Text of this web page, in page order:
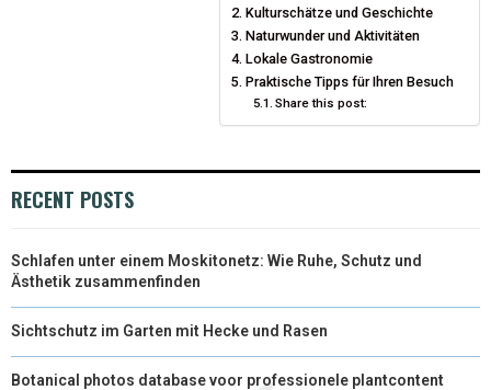
E
S
I
N
Kulturschätze und Geschichte
Naturwunder und Aktivitäten
Lokale Gastronomie
Praktische Tipps für Ihren Besuch
Share this post:
RECENT POSTS
Schlafen unter einem Moskitonetz: Wie Ruhe, Schutz und
Ästhetik zusammenfinden
Sichtschutz im Garten mit Hecke und Rasen
Botanical photos database voor professionele plantcontent